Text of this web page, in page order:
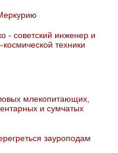
- советский инженер и
техники
млекопитающих,
и сумчатых
зауроподам